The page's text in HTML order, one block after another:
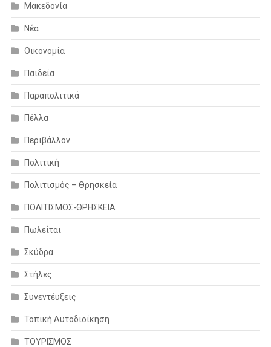
Μακεδονία
Νέα
Οικονομία
Παιδεία
Παραπολιτικά
Πέλλα
Περιβάλλον
Πολιτική
Πολιτισμός – Θρησκεία
ΠΟΛΙΤΙΣΜΟΣ-ΘΡΗΣΚΕΙΑ
Πωλείται
Σκύδρα
Στήλες
Συνεντέυξεις
Τοπική Αυτοδιοίκηση
ΤΟΥΡΙΣΜΟΣ